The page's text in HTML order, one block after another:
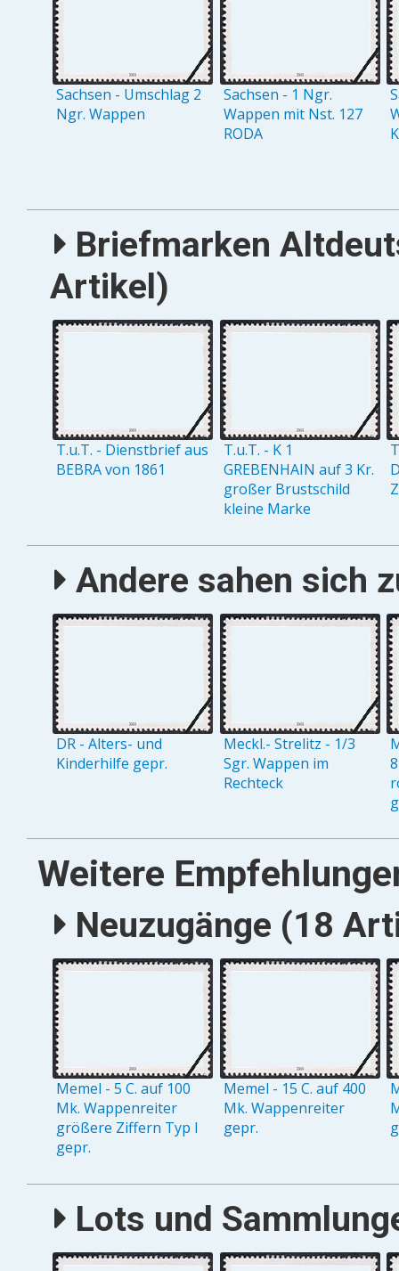
Sachsen - Umschlag 2
Ngr. Wappen
Sachsen - 1 Ngr.
Wappen mit Nst. 127
RODA
Briefmarken
Artikel)
T.u.T. - Dienstbrief aus
BEBRA von 1861
T.u.T. - K 1
GREBENHAIN auf 3 Kr.
großer Brustschild
kleine Marke
Andere sahen sich
DR - Alters- und
Kinderhilfe gepr.
Meckl.- Strelitz - 1/3
Sgr. Wappen im
Rechteck
Weitere
Neuzugänge (18
Memel - 5 C. auf 100
Mk. Wappenreiter
größere Ziffern Typ I
gepr.
Memel - 15 C. auf 400
Mk. Wappenreiter
gepr.
Lots und